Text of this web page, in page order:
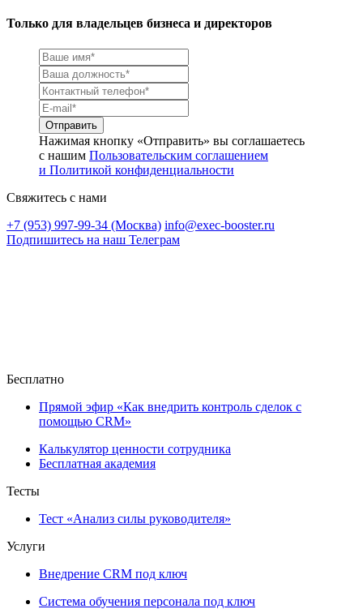
Только для владельцев бизнеса и директоров
Нажимая кнопку «Отправить» вы соглашаетесь
с нашим Пользовательским соглашением
и Политикой конфиденциальности
Свяжитесь с нами
+7 (953) 997-99-34 (Москва) info@exec-booster.ru
Подпишитесь на наш Телеграм
Бесплатно
Прямой эфир «Как внедрить контроль сделок с
помощью CRM»
Калькулятор ценности сотрудника
Бесплатная академия
Тесты
Тест «Анализ силы руководителя»
Услуги
Внедрение CRM под ключ
Система обучения персонала под ключ